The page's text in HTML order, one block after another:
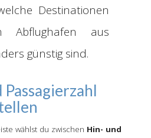
Destinationen
Abflughafen aus
günstig sind.
wählst du zwischen Hin- und